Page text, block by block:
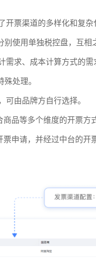
开票渠道的多样化和复
别使用单独税控盘，互
需求、成本计算方式的
处理。
可由品牌方自行选择。
商品等多个维度的开票
票申请，并经过中台的